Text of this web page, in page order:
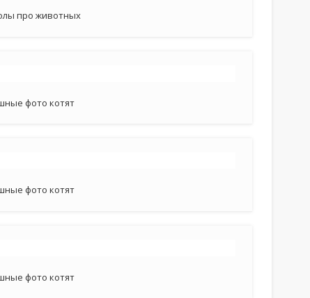
про животных
фото котят
фото котят
фото котят